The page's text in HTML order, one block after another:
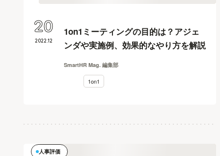
1on1ミーティングの目的は？アジェ
ンダや実施例、効果的なやり方を解説
SmartHR Mag. 編集部
1on1
2022 .12
20
人事評価